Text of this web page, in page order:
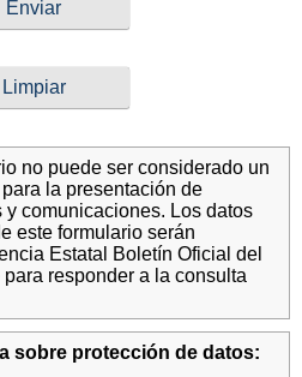
no puede ser considerado un
la presentación de
comunicaciones. Los datos
este formulario serán
Estatal Boletín Oficial del
responder a la consulta
sobre protección de datos: